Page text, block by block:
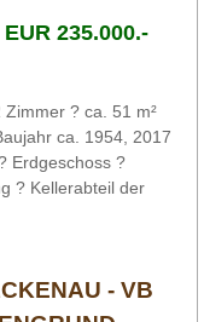
EUR 235.000.-
? ca. 51 m²
ca. 1954, 2017
Erdgeschoss ?
? Kellerabteil der
- VB